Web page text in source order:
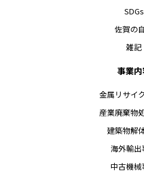
SDGs
佐賀の
雑記
事業
金属リサイ
産業廃棄物
建築物解
海外輸出
中古機械